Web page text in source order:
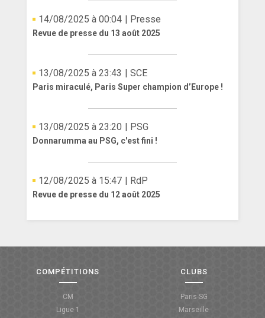
14/08/2025 à 00:04 | Presse
Revue de presse du 13 août 2025
13/08/2025 à 23:43 | SCE
Paris miraculé, Paris Super champion d’Europe !
13/08/2025 à 23:20 | PSG
Donnarumma au PSG, c'est fini !
12/08/2025 à 15:47 | RdP
Revue de presse du 12 août 2025
COMPÉTITIONS
CM
Ligue 1
CLUBS
Paris-SG
Marseille